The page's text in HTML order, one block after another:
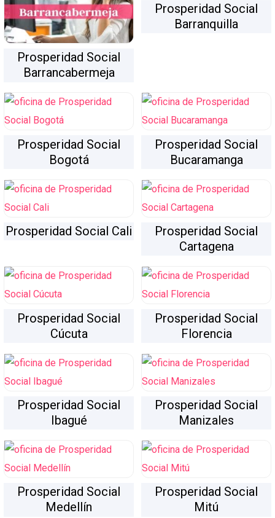
Prosperidad Social
Barrancabermeja
Prosperidad Social
Barranquilla
Prosperidad Social
Bogotá
Prosperidad Social
Bucaramanga
Prosperidad Social Cali
Prosperidad Social
Cartagena
Prosperidad Social
Cúcuta
Prosperidad Social
Florencia
Prosperidad Social
Ibagué
Prosperidad Social
Manizales
Prosperidad Social
Medellín
Prosperidad Social
Mitú